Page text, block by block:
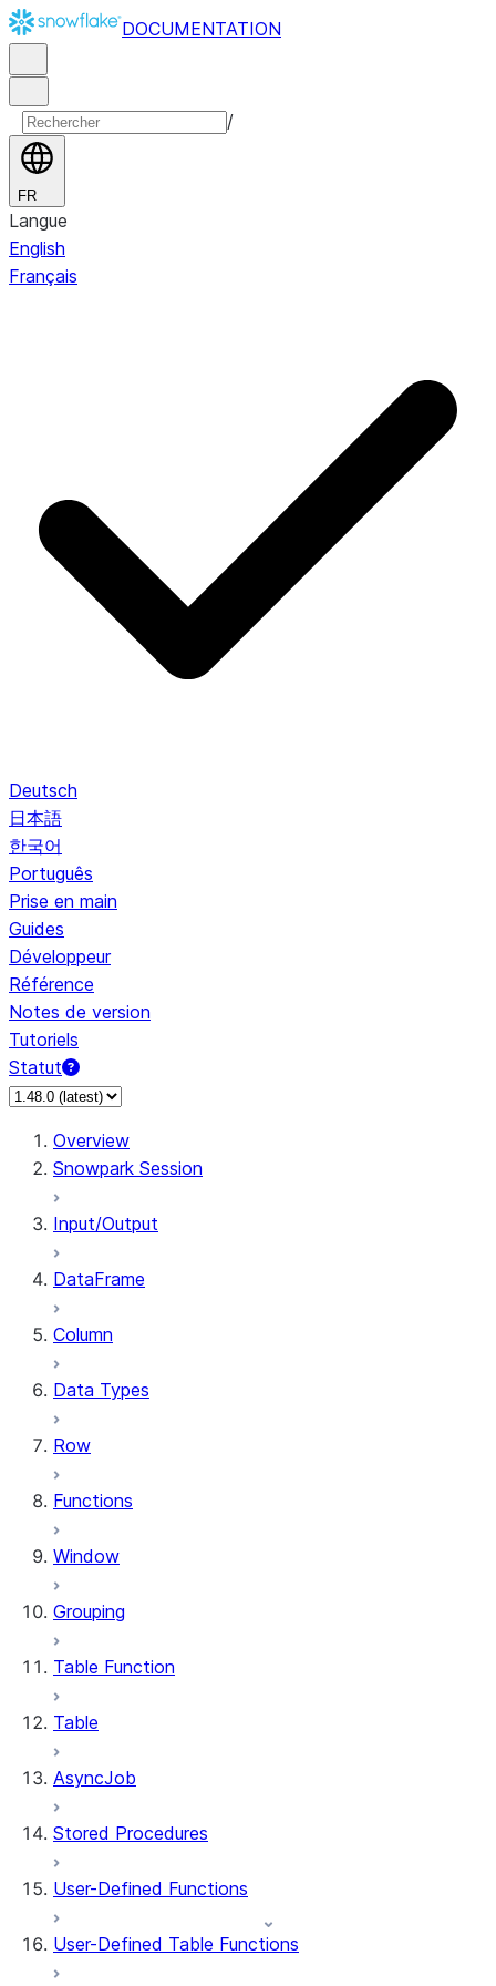
DOCUMENTATION
/
FR
Langue
English
Français
Deutsch
日本語
한국어
Português
Prise en main
Guides
Développeur
Référence
Notes de version
Tutoriels
Statut
Overview
Snowpark Session
Input/Output
DataFrame
Column
Data Types
Row
Functions
Window
Grouping
Table Function
Table
AsyncJob
Stored Procedures
User-Defined Functions
User-Defined Table Functions